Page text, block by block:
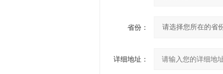
省份：
详细地址：